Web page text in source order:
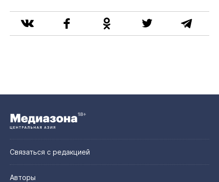
Связаться с редакцией
Авторы